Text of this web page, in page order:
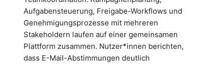
Aufgabensteuerung, Freigabe-Workflows und
Genehmigungsprozesse mit mehreren
Stakeholdern laufen auf einer gemeinsamen
Plattform zusammen. Nutzer*innen berichten,
dass E-Mail-Abstimmungen deutlich